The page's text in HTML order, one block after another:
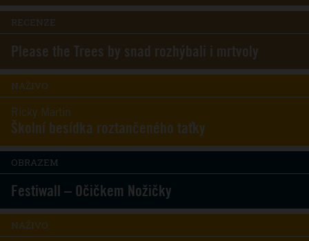
RECENZE
Please the Trees by snad rozhýbali i mrtvoly
NAŽIVO
Ricky Martin
Školní besídka roztančeného taťky
OBRAZEM
Festiwall – Očičkem Nožičky
NAŽIVO